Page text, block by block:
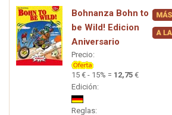
Bohnanza Bohn to
be Wild! Edicion
Aniversario
Precio:
15 € - 15% = 12,75 €
Edición:
Reglas: